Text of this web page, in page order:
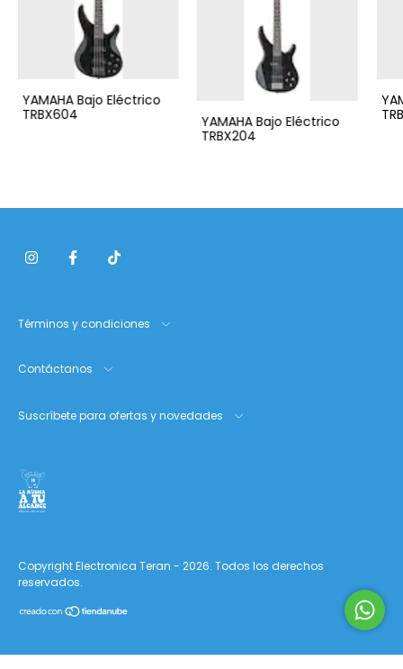
YAMAHA Bajo Eléctrico
TRBX604
YAMAHA Bajo Eléctrico
TRBX204
Términos y condiciones
Contáctanos
Suscríbete para ofertas y novedades
Copyright Electronica Teran - 2026. Todos los derechos
reservados.